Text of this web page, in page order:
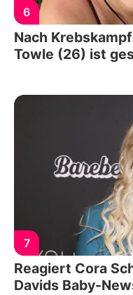
6
Nach
Towle (26) ist
7
Reagiert Cora
Davids Baby-